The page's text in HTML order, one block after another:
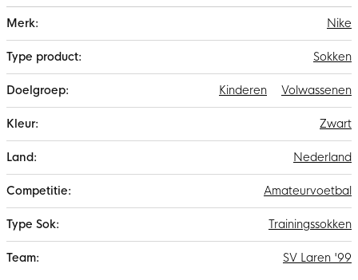
informatie
Nike
Sokken
Volwassenen
Kinderen
Zwart
Nederland
Amateurvoetbal
Trainingssokken
SV Laren '99